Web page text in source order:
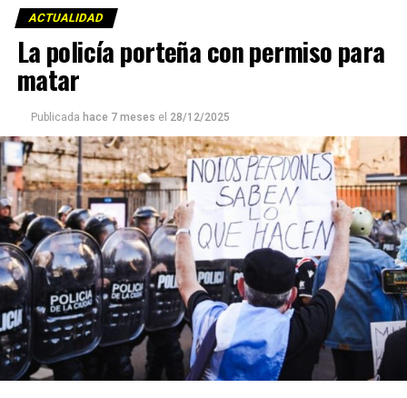
ACTUALIDAD
La policía porteña con permiso para
matar
Publicada hace 7 meses el 28/12/2025